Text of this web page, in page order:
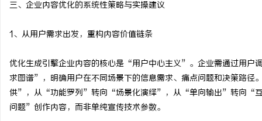
三、企业内容优化的系统性策略与实操建议
1、从用户需求出发，重构内容价值链条
优化生成引擎企业内容的核心是“用户中心主义”。企业需通过用户
求图谱”，明确用户在不同场景下的信息需求、痛点问题和决策路
供”，从“功能罗列”转向“场景化演绎”，从“单向输出”转向“互
问题”创作内容，而非单纯宣传技术参数。